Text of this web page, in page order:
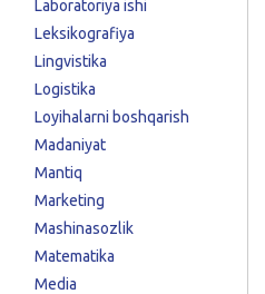
Laboratoriya ishi
Leksikografiya
Lingvistika
Logistika
Loyihalarni boshqarish
Madaniyat
Mantiq
Marketing
Mashinasozlik
Matematika
Media